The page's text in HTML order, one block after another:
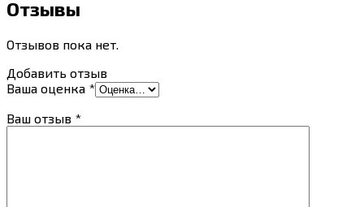
Отзывы
Отзывов пока нет.
Добавить отзыв
Ваша оценка *
Ваш отзыв *